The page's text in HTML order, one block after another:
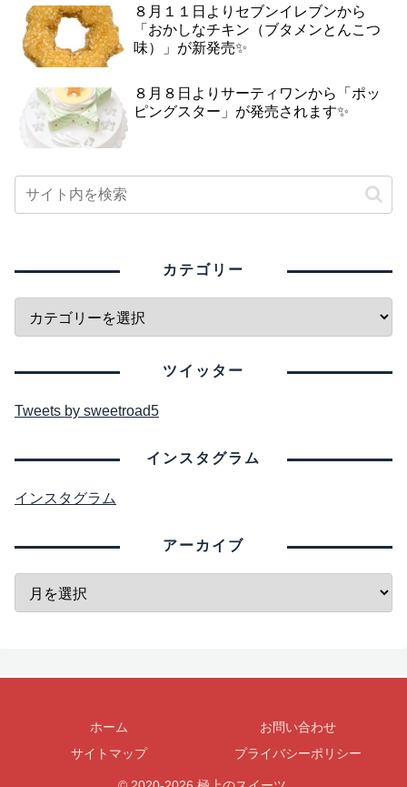
８月１１日よりセブンイレブンから
「おかしなチキン（ブタメンとんこつ
味）」が新発売✨
８月８日よりサーティワンから「ポッ
ピングスター」が発売されます✨
カテゴリー
ツイッター
Tweets by sweetroad5
インスタグラム
インスタグラム
アーカイブ
ホーム
お問い合わせ
サイトマップ
プライバシーポリシー